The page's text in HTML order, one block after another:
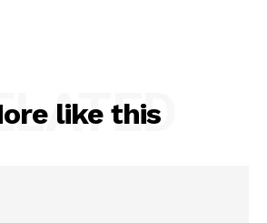
like this